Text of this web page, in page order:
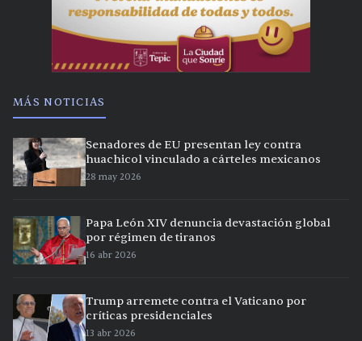
MÁS NOTICIAS
Senadores de EU presentan ley contra
huachicol vinculado a cárteles mexicanos
28 may 2026
Papa León XIV denuncia devastación global
por régimen de tiranos
16 abr 2026
Trump arremete contra el Vaticano por
críticas presidenciales
13 abr 2026